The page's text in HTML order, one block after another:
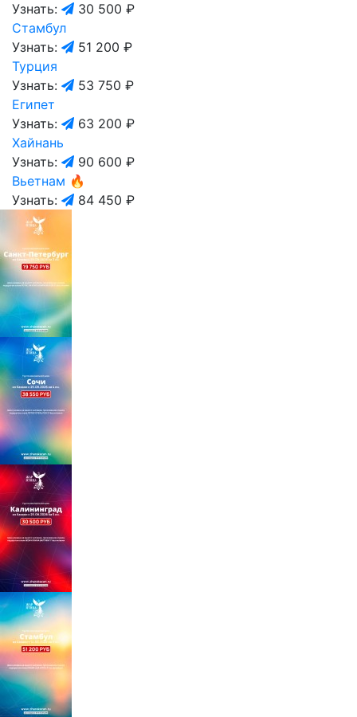
Узнать:
30 500 ₽
Стамбул
Узнать:
51 200 ₽
Турция
Узнать:
53 750 ₽
Египет
Узнать:
63 200 ₽
Хайнань
Узнать:
90 600 ₽
Вьетнам 🔥
Узнать:
84 450 ₽